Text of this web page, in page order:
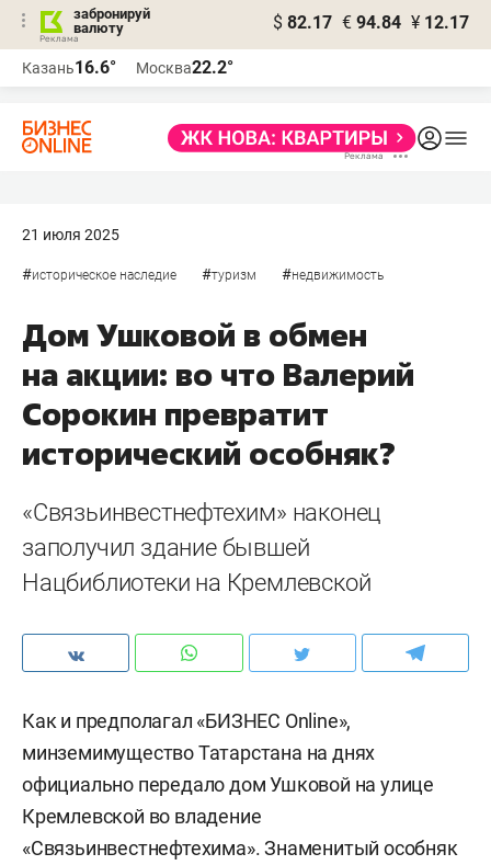
забронируй
валюту
$ 82.17 € 94.84 ¥ 12.17
Казань16.6° Москва22.2°
21 июля 2025
#историческое наследие #туризм #недвижимость
Дом Ушковой в обмен
на акции: во что Валерий
Сорокин превратит
исторический особняк?
«Связьинвестнефтехим» наконец
заполучил здание бывшей
Нацбиблиотеки на Кремлевской
Как и предполагал «БИЗНЕС Online»,
минземимущество Татарстана на днях
официально передало дом Ушковой на улице
Кремлевской во владение
«Связьинвестнефтехима». Знаменитый особняк